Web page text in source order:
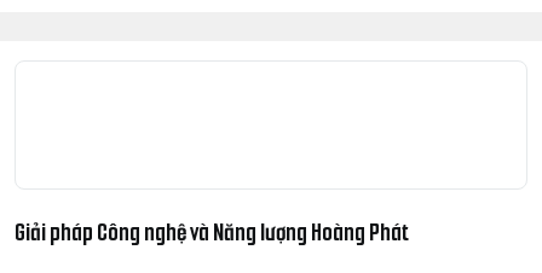
Giải pháp Công nghệ và Năng lượng Hoàng Phát